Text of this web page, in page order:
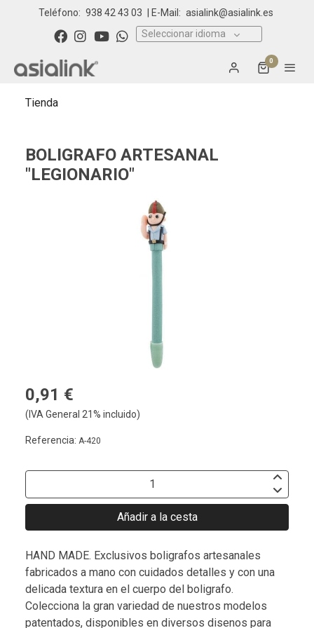
Teléfono: 938 42 43 03 | E-Mail: asialink@asialink.es
Seleccionar idioma
0
Tienda
BOLIGRAFO ARTESANAL
"LEGIONARIO"
0,91 €
(IVA General 21% incluido)
Referencia: A-420
Añadir a la cesta
HAND MADE. Exclusivos boligrafos artesanales
fabricados a mano con cuidados detalles y con una
delicada textura en el cuerpo del boligrafo.
Colecciona la gran variedad de nuestros modelos
patentados, disponibles en diversos disenos para